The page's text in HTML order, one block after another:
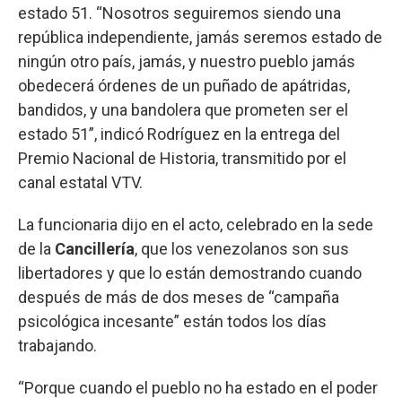
estado 51. “Nosotros seguiremos siendo una
república independiente, jamás seremos estado de
ningún otro país, jamás, y nuestro pueblo jamás
obedecerá órdenes de un puñado de apátridas,
bandidos, y una bandolera que prometen ser el
estado 51”, indicó Rodríguez en la entrega del
Premio Nacional de Historia, transmitido por el
canal estatal VTV.
La funcionaria dijo en el acto, celebrado en la sede
de la Cancillería, que los venezolanos son sus
libertadores y que lo están demostrando cuando
después de más de dos meses de “campaña
psicológica incesante” están todos los días
trabajando.
“Porque cuando el pueblo no ha estado en el poder